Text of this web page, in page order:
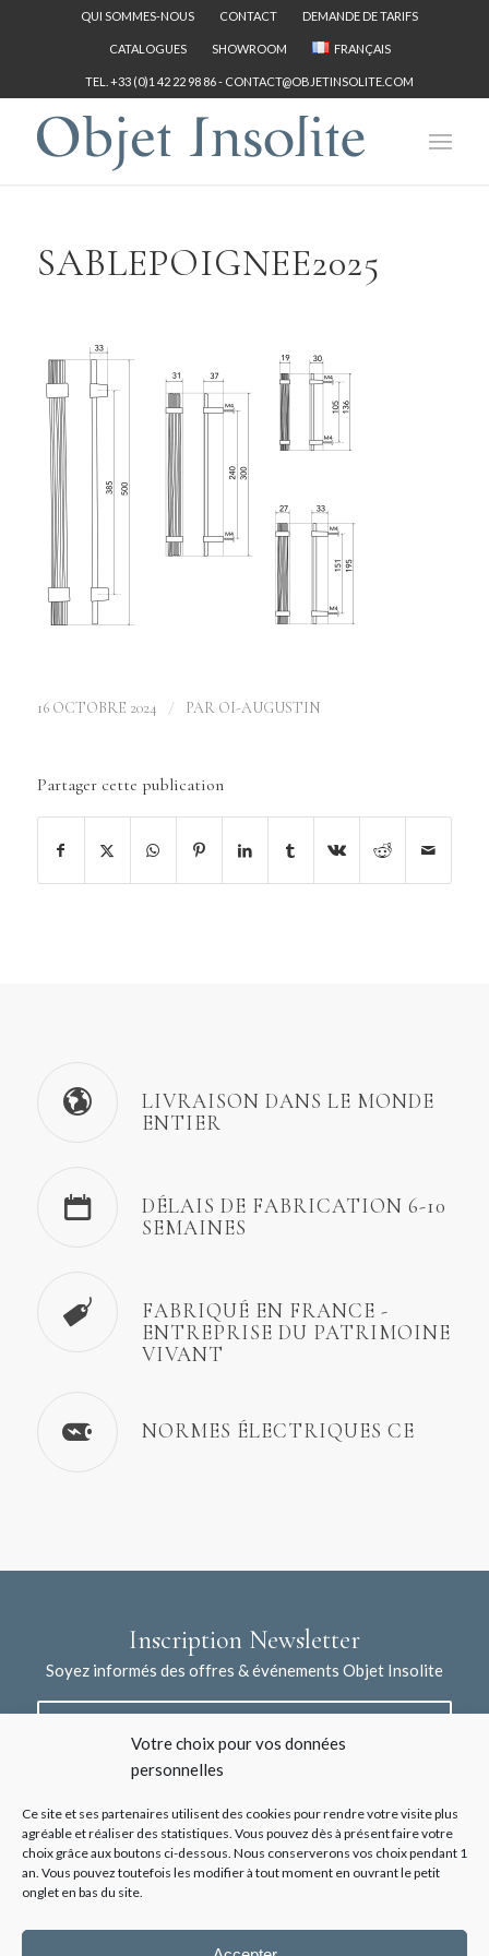
Votre choix pour vos données
personnelles
Ce site et ses partenaires utilisent des cookies pour rendre votre visite plus
agréable et réaliser des statistiques. Vous pouvez dès à présent faire votre
choix grâce aux boutons ci-dessous. Nous conserverons vos choix pendant 1
an. Vous pouvez toutefois les modifier à tout moment en ouvrant le petit
onglet en bas du site.
QUI SOMMES-NOUS CONTACT DEMANDE DE TARIFS
CATALOGUES SHOWROOM FRANÇAIS
TEL. +33 (0)1 42 22 98 86 - CONTACT@OBJETINSOLITE.COM
SABLEPOIGNEE2025
16 OCTOBRE 2024 / PAR OI-AUGUSTIN
Partager cette publication
LIVRAISON DANS LE MONDE
ENTIER
DÉLAIS DE FABRICATION 6-10
SEMAINES
FABRIQUÉ EN FRANCE -
ENTREPRISE DU PATRIMOINE
VIVANT
NORMES ÉLECTRIQUES CE
Inscription Newsletter
Soyez informés des offres & événements Objet Insolite
J'accepte la collecte de mes données à l'aide de ce formulaire /
Voir les mentions légales*